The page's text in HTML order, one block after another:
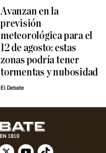
Avanzan en la
previsión
meteorológica para el
12 de agosto: estas
zonas podría tener
tormentas y nubosidad
El Debate